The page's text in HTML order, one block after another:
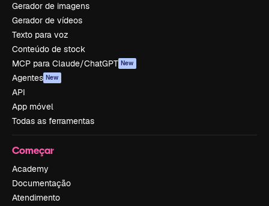
Gerador de imagens
Gerador de vídeos
Texto para voz
Conteúdo de stock
MCP para Claude/ChatGPT New
Agentes New
API
App móvel
Todas as ferramentas
Começar
Academy
Documentação
Atendimento